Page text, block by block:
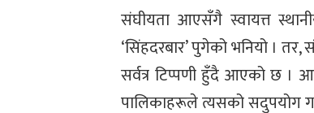
संघीयता आएसँगै स्वायत्त
‘सिंहदरबार’ पुगेको भनियो ।
सर्वत्र टिप्पणी हुँदै आएको छ ।
पालिकाहरूले त्यसको सदुपयोग